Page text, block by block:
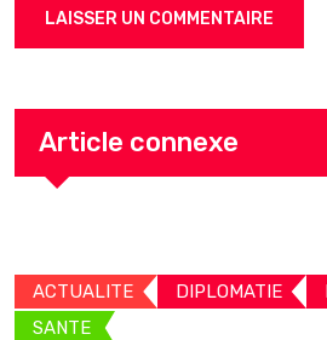
Article connexe
ACTUALITE DIPLOMATIE
SANTE